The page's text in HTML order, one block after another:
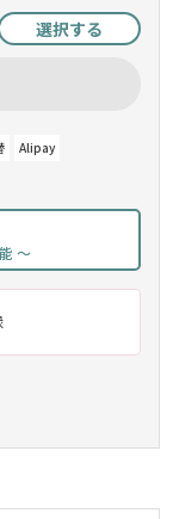
選択する
Alipay
～